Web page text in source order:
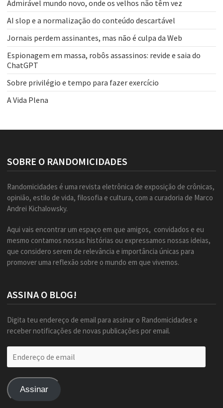
Admirável mundo novo, onde os velhos não têm vez
AI slop e a normalização do conteúdo descartável
Jornais perdem assinantes, mas não é culpa da Web
Espionagem em massa, robôs assassinos: revide e saia do
ChatGPT
Sobre privilégio e tempo para fazer exercício
A Vida Plena
SOBRE O RANDOMICIDADES
Randomicidades é uma revista eletrônica de exposição de crônicas,
opinião, estilo de vida, filosofia e cultura, com a curadoria de Marco
Andrei Kichalowsky.
Aqui vais encontrar um espaço em que amigos, convidados e eu
mesmo contamos nossas histórias ou expressamos nossas ideias,
que considero serem de relevância e importância únicas para
promover uma reflexão sobre o mundo em que vivemos.
ASSINA O BLOG!
Digita teu endereço de email para assinar o Randomicidades e
receber notificações de novas publicações por email.
de
Assinar